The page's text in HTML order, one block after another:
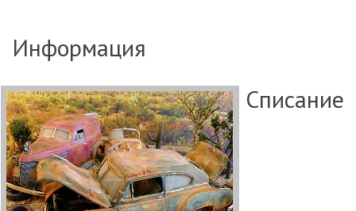
Информация
Списание